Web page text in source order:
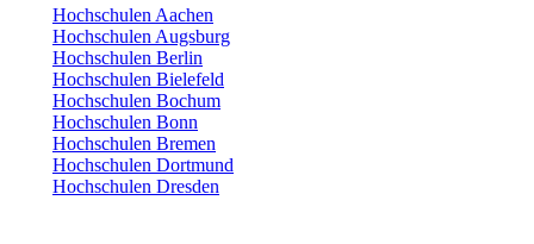
Hochschulen Aachen
Hochschulen Augsburg
Hochschulen Berlin
Hochschulen Bielefeld
Hochschulen Bochum
Hochschulen Bonn
Hochschulen Bremen
Hochschulen Dortmund
Hochschulen Dresden